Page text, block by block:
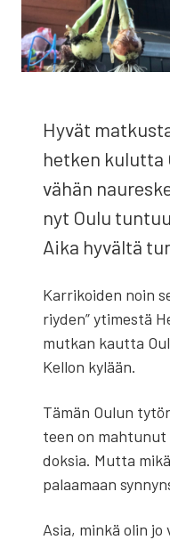
Hyvät
het­ken kulut­ta
vähän
nyt Oulu
Aika hyväl­tä
Kar­ri­koi­den noin
riy­den” yti­mes­tä
mut­kan kaut­ta
Kel­lon kylään.
Tämän Oulun
teen on
dok­sia. Mut­ta
palaa­maan
Asia, min­kä olin